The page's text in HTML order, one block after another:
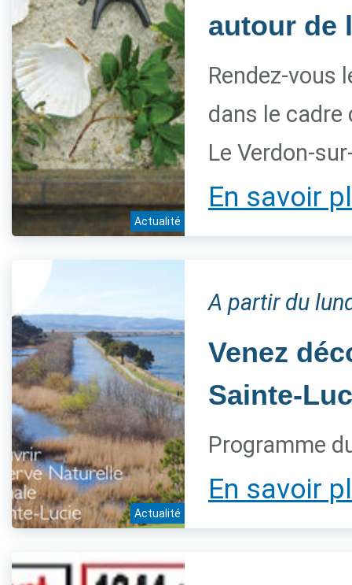
Actualité
autour de
Rendez-vous
dans le cadre
Le Verdon-
En savoir
Actualité
A partir du
Venez
Sainte-
Programme
En savoir